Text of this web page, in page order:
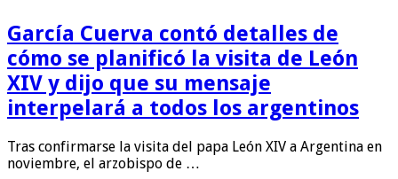
García Cuerva contó detalles de
cómo se planificó la visita de León
XIV y dijo que su mensaje
interpelará a todos los argentinos
Tras confirmarse la visita del papa León XIV a Argentina en
noviembre, el arzobispo de …